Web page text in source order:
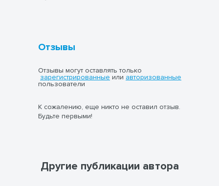
Отзывы
Отзывы могут оставлять только
зарегистрированные или авторизованные
пользователи
К сожалению, еще никто не оставил отзыв.
Будьте первыми!
Другие публикации автора